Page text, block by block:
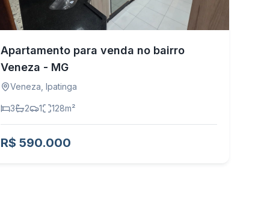
Apartamento para venda no bairro
Veneza - MG
Veneza Ipatinga
3 2 1 128m²
R$ 590.000